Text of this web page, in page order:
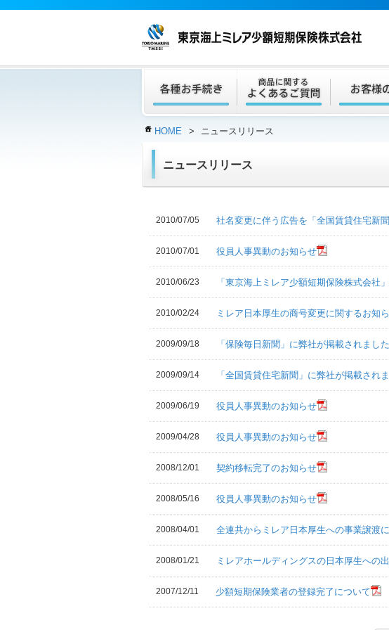
HOME > ニュースリリース
ニュースリリース
2010/07/05 社名変更に伴う広告を「全国賃貸住宅新
2010/07/01 役員人事異動のお知らせ
2010/06/23 「東京海上ミレア少額短期保険株式会社
2010/02/24 ミレア日本厚生の商号変更に関するお知
2009/09/18 「保険毎日新聞」に弊社が掲載されました
2009/09/14 「全国賃貸住宅新聞」に弊社が掲載されま
2009/06/19 役員人事異動のお知らせ
2009/04/28 役員人事異動のお知らせ
2008/12/01 契約移転完了のお知らせ
2008/05/16 役員人事異動のお知らせ
2008/04/01 全連共からミレア日本厚生への事業譲渡
2008/01/21 ミレアホールディングスの日本厚生への
2007/12/11 少額短期保険業者の登録完了について